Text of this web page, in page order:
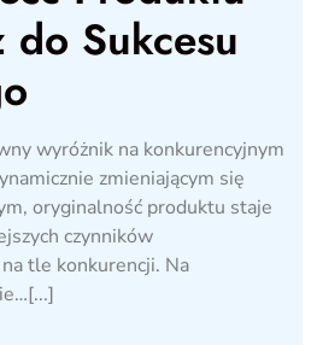
Sukcesu
wyróżnik na konkurencyjnym
zmieniającym się
oryginalność produktu staje
czynników
tle konkurencji. Na